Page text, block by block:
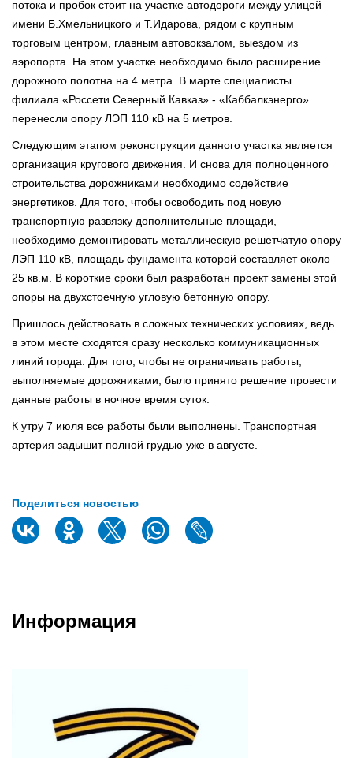
потока и пробок стоит на участке автодороги между улицей
имени Б.Хмельницкого и Т.Идарова, рядом с крупным
торговым центром, главным автовокзалом, выездом из
аэропорта. На этом участке необходимо было расширение
дорожного полотна на 4 метра. В марте специалисты
филиала «Россети Северный Кавказ» - «Каббалкэнерго»
перенесли опору ЛЭП 110 кВ на 5 метров.
Следующим этапом реконструкции данного участка является
организация кругового движения. И снова для полноценного
строительства дорожниками необходимо содействие
энергетиков. Для того, чтобы освободить под новую
транспортную развязку дополнительные площади,
необходимо демонтировать металлическую решетчатую опору
ЛЭП 110 кВ, площадь фундамента которой составляет около
25 кв.м. В короткие сроки был разработан проект замены этой
опоры на двухстоечную угловую бетонную опору.
Пришлось действовать в сложных технических условиях, ведь
в этом месте сходятся сразу несколько коммуникационных
линий города. Для того, чтобы не ограничивать работы,
выполняемые дорожниками, было принято решение провести
данные работы в ночное время суток.
К утру 7 июля все работы были выполнены. Транспортная
артерия задышит полной грудью уже в августе.
Поделиться новостью
Информация